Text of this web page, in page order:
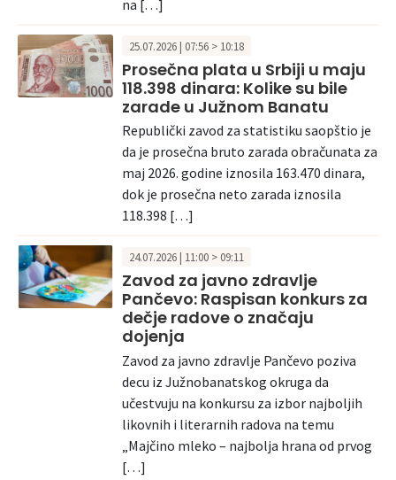
na […]
25.07.2026 | 07:56 > 10:18
Prosečna plata u Srbiji u maju
118.398 dinara: Kolike su bile
zarade u Južnom Banatu
Republički zavod za statistiku saopštio je
da je prosečna bruto zarada obračunata za
maj 2026. godine iznosila 163.470 dinara,
dok je prosečna neto zarada iznosila
118.398 […]
24.07.2026 | 11:00 > 09:11
Zavod za javno zdravlje
Pančevo: Raspisan konkurs za
dečje radove o značaju
dojenja
Zavod za javno zdravlje Pančevo poziva
decu iz Južnobanatskog okruga da
učestvuju na konkursu za izbor najboljih
likovnih i literarnih radova na temu
„Majčino mleko – najbolja hrana od prvog
[…]